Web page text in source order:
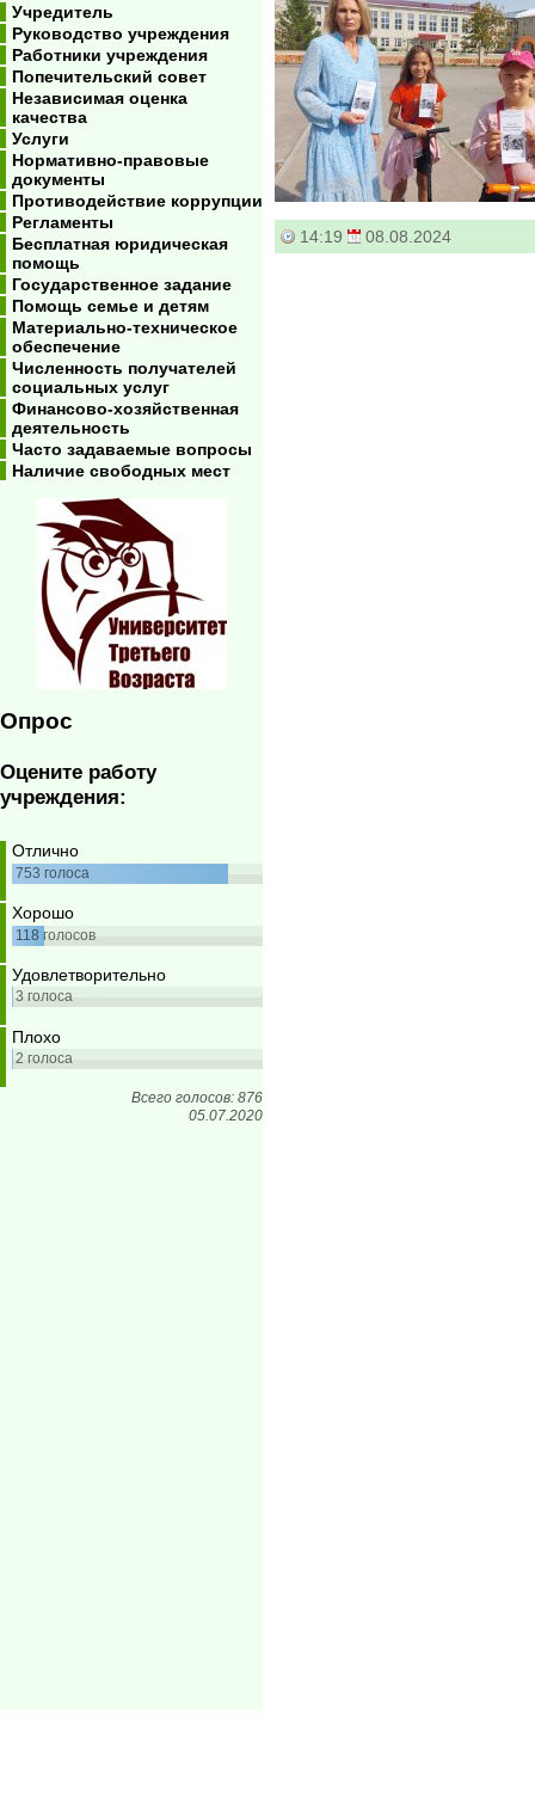
Учредитель
Руководство учреждения
Работники учреждения
Попечительский совет
Независимая оценка
качества
Услуги
Нормативно-правовые
документы
Противодействие коррупции
Регламенты
Бесплатная юридическая
помощь
Государственное задание
Помощь семье и детям
Материально-техническое
обеспечение
Численность получателей
социальных услуг
Финансово-хозяйственная
деятельность
Часто задаваемые вопросы
Наличие свободных мест
Опрос
Оцените работу
учреждения:
Отлично
753голоса
Хорошо
118 голосов
Удовлетворительно
3голоса
Плохо
2голоса
Всего голосов: 876
05.07.2020
14:19 08.08.2024